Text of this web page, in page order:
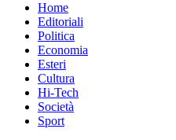
Home
Editoriali
Politica
Economia
Esteri
Cultura
Hi-Tech
Società
Sport